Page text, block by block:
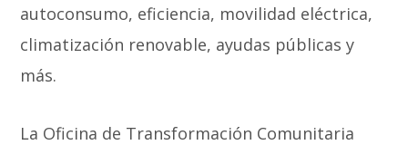
autoconsumo, eficiencia, movilidad eléctrica,
climatización renovable, ayudas públicas y
más.
La Oficina de Transformación Comunitaria